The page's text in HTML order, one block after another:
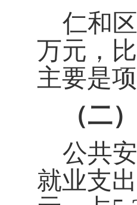
仁和
万元，比
主要是
（二
公共
就业支出